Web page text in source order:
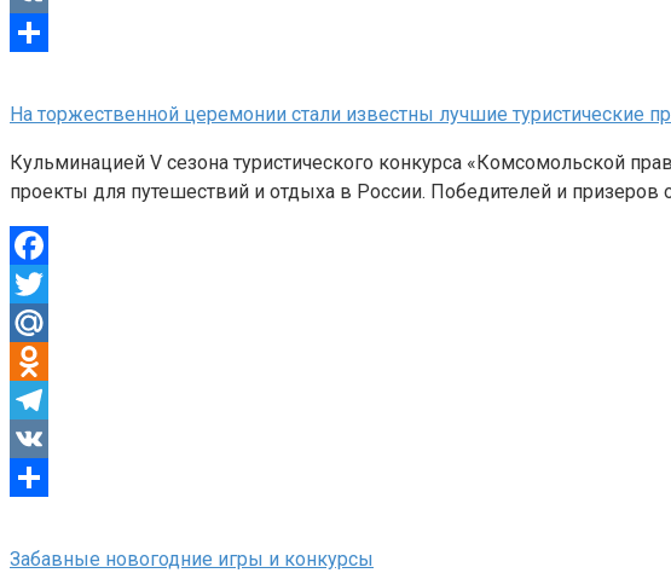
VK
На торжественной церемонии стали известны лучшие туристические
Кульминацией V сезона туристического конкурса «Комсомольской
проекты для путешествий и отдыха в России. Победителей и
Facebook
Twitter
Mail.Ru
Odnoklassniki
Telegram
VK
Забавные новогодние игры и конкурсы